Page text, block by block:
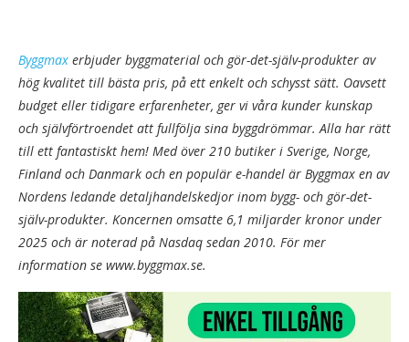
Byggmax erbjuder byggmaterial och gör-det-själv-produkter av
hög kvalitet till bästa pris, på ett enkelt och schysst sätt. Oavsett
budget eller tidigare erfarenheter, ger vi våra kunder kunskap
och självförtroendet att fullfölja sina byggdrömmar. Alla har rätt
till ett fantastiskt hem! Med över 210 butiker i Sverige, Norge,
Finland och Danmark och en populär e-handel är Byggmax en av
Nordens ledande detaljhandelskedjor inom bygg- och gör-det-
själv-produkter. Koncernen omsatte 6,1 miljarder kronor under
2025 och är noterad på Nasdaq sedan 2010. För mer
information se www.byggmax.se.